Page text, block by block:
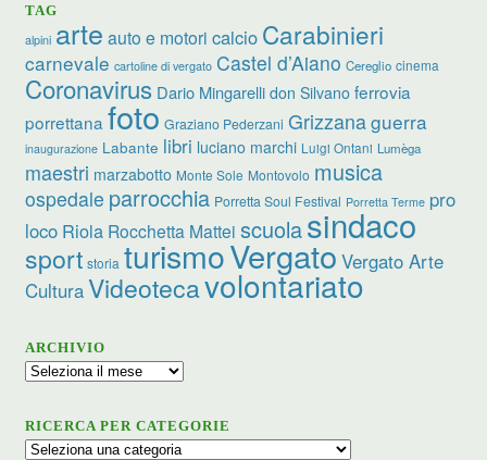
TAG
alpini arte auto e motori calcio Carabinieri
carnevale cartoline di vergato Castel d’Aiano Cereglio cinema
Coronavirus Dario Mingarelli don Silvano ferrovia
porrettana foto Graziano Pederzani Grizzanaguerra
inaugurazione Labante libri luciano marchi Luigi Ontani Lumèga
maestri marzabotto Monte Sole Montovolo musica
ospedale parrocchia Porretta Soul Festival Porretta Terme pro
loco Riola Rocchetta Mattei scuolasindaco
sport storia turismoVergato Vergato Arte
CulturaVideotecavolontariato
ARCHIVIO
Archivio
RICERCA PER CATEGORIE
Ricerca